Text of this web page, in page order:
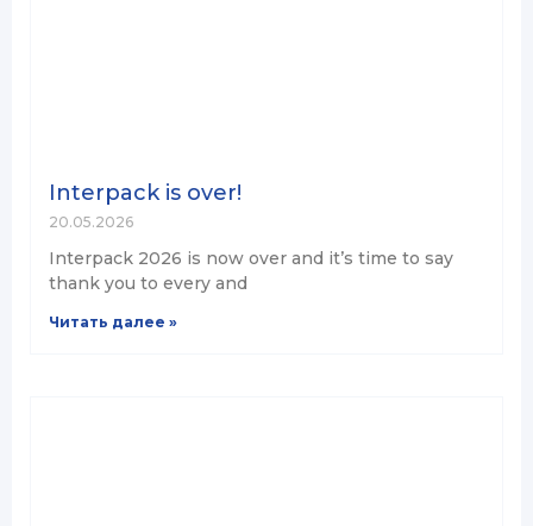
Interpack is over!
20.05.2026
Interpack 2026 is now over and it’s time to say
thank you to every and
Читать далее »